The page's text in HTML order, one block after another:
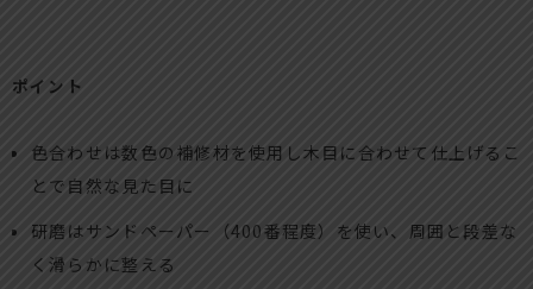
ポイント
色合わせは数色の補修材を使用し木目に合わせて仕上げるこ
とで自然な見た目に
研磨はサンドペーパー（400番程度）を使い、周囲と段差な
く滑らかに整える